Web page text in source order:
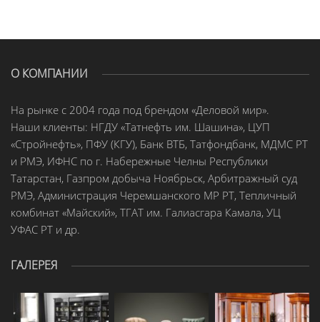
О КОМПАНИИ
На рынке с 2004 года под брендом «Деловой мир».
Наши клиенты: НГДУ «Татнефть им. Шашина», ЦУП
«Стройнефть», ПФУ (КГУ), Банк ВТБ, Татфондбанк, МДМС РТ
и РМЭ, ИФНС по г. Набережные Челны Республики
Татарстан, Газпром добыча Ноябрьск, Арбитражный суд
РМЭ, Администрация Черемшанского МР РТ, Тепличный
комбинат «Майский», ТГАТ им. Галиасгара Камала, УЦ
УФАС РТ и др.
ГАЛЕРЕЯ